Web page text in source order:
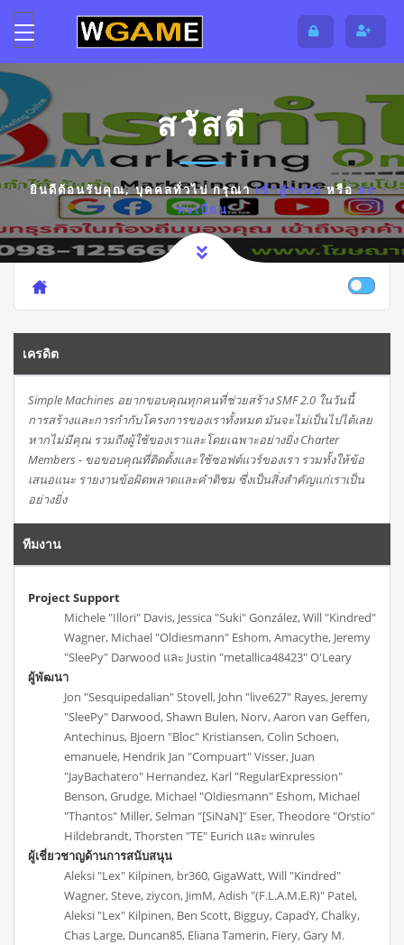
สวัสดี
ยินดีต้อนรับคุณ,บุคคลทั่วไปกรุณาเข้าสู่ระบบหรือลง
ทะเบียน
เครดิต
Simple Machines อยากขอบคุณทุกคนที่ช่วยสร้าง SMF 2.0 ในวันนี้
การสร้างและการกำกับโครงการของเราทั้งหมด มันจะไม่เป็นไปได้เลย
หากไม่มีคุณ รวมถึงผู้ใช้ของเราและโดยเฉพาะอย่างยิ่ง Charter
Members - ขอขอบคุณที่ติดตั้งและใช้ซอฟต์แวร์ของเรา รวมทั้งให้ข้อ
เสนอแนะ รายงานข้อผิดพลาดและคำติชม ซึ่งเป็นสิ่งสำคัญแก่เราเป็น
อย่างยิ่ง
ทีมงาน
Project Support
Michele "Illori" Davis, Jessica "Suki" González, Will "Kindred"
Wagner, Michael "Oldiesmann" Eshom, Amacythe, Jeremy
"SleePy" Darwood และ Justin "metallica48423" O'Leary
ผู้พัฒนา
Jon "Sesquipedalian" Stovell, John "live627" Rayes, Jeremy
"SleePy" Darwood, Shawn Bulen, Norv, Aaron van Geffen,
Antechinus, Bjoern "Bloc" Kristiansen, Colin Schoen,
emanuele, Hendrik Jan "Compuart" Visser, Juan
"JayBachatero" Hernandez, Karl "RegularExpression"
Benson, Grudge, Michael "Oldiesmann" Eshom, Michael
"Thantos" Miller, Selman "[SiNaN]" Eser, Theodore "Orstio"
Hildebrandt, Thorsten "TE" Eurich และ winrules
ผู้เชี่ยวชาญด้านการสนับสนุน
Aleksi "Lex" Kilpinen, br360, GigaWatt, Will "Kindred"
Wagner, Steve, ziycon, JimM, Adish "(F.L.A.M.E.R)" Patel,
Aleksi "Lex" Kilpinen, Ben Scott, Bigguy, CapadY, Chalky,
Chas Large, Duncan85, Eliana Tamerin, Fiery, Gary M.